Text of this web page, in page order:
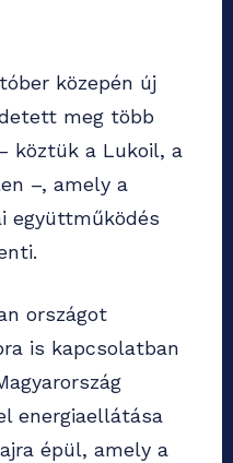
közepén új
meg több
köztük a Lukoil, a
–, amely a
együttműködés
országot
is kapcsolatban
energiaellátása
épül, amely a